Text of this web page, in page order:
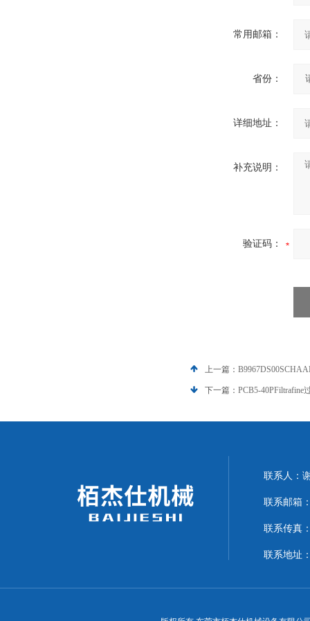
常用邮箱：
省份：
详细地址：
补充说明：
验证码：
上一篇：
下一篇： PCB5-40PFiltrafine
联系人：
联系邮箱
联系传真
联系地址